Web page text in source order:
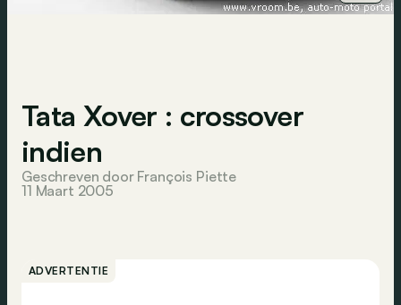
Tata Xover : crossover
indien
Geschreven door François Piette
11 Maart 2005
ADVERTENTIE